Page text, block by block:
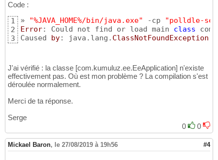
Code :
1
2
3
» "%JAVA_HOME%/bin/java.exe" -cp
"polldle-
Error: Could not find or load main class
Caused
by: java.lang. ClassNotFoundException
J'ai vérifié : la classe [com.kumuluz.ee.EeApplication] n'existe
effectivement pas. Où est mon problème ? La compilation s'est
déroulée normalement.
Merci de ta réponse.
Serge
0
0
Mickael Baron, le 27/08/2019 à 19h56 #4